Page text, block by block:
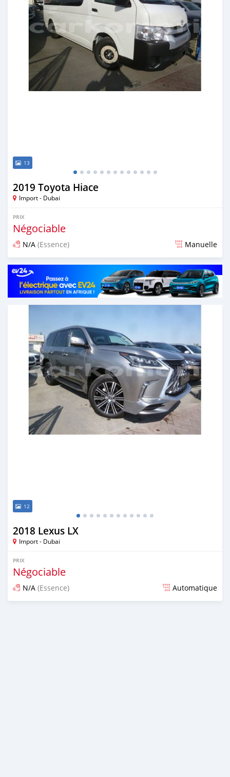
13
2019 Toyota Hiace
Import - Dubai
PRIX
Négociable
N/A (Essence) Manuelle
Publié il y a presque 7 ans
12
2018 Lexus LX
Import - Dubai
PRIX
Négociable
N/A (Essence) Automatique